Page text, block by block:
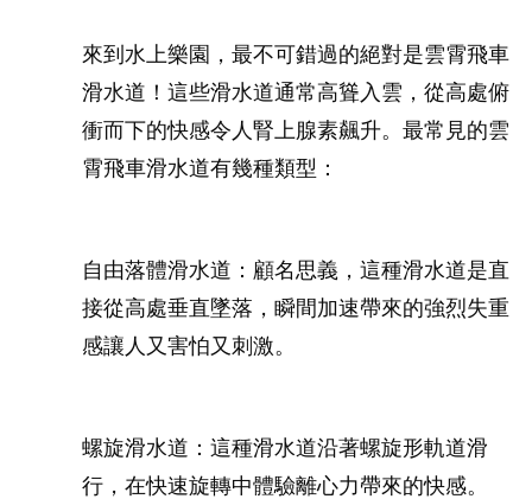
來到水上樂園，最不可錯過的絕對是雲霄飛車
滑水道！這些滑水道通常高聳入雲，從高處俯
衝而下的快感令人腎上腺素飆升。最常見的雲
霄飛車滑水道有幾種類型：
自由落體滑水道：顧名思義，這種滑水道是直
接從高處垂直墜落，瞬間加速帶來的強烈失重
感讓人又害怕又刺激。
螺旋滑水道：這種滑水道沿著螺旋形軌道滑
行，在快速旋轉中體驗離心力帶來的快感。